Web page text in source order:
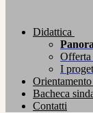
Didattica
Offerta
I
Bacheca
Contatti